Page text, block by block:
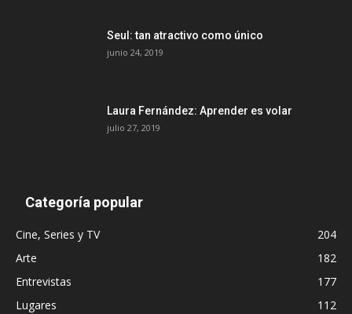
Seul: tan atractivo como único
junio 24, 2019
Laura Fernández: Aprender es volar
julio 27, 2019
Categoría popular
Cine, Series y TV
204
Arte
182
Entrevistas
177
Lugares
112